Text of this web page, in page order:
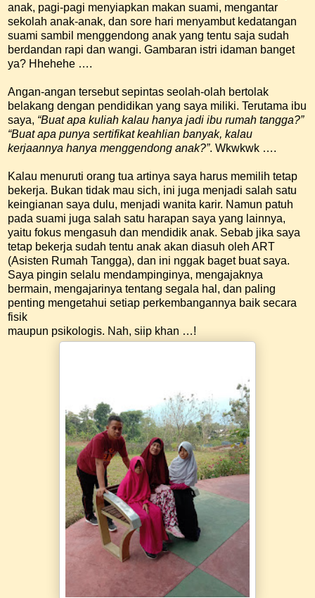
anak, pagi-pagi menyiapkan makan suami, mengantar
sekolah anak-anak, dan sore hari menyambut kedatangan
suami sambil menggendong anak yang tentu saja sudah
berdandan rapi dan wangi. Gambaran istri idaman banget
ya? Hhehehe ….
Angan-angan tersebut sepintas seolah-olah bertolak
belakang dengan pendidikan yang saya miliki. Terutama ibu
saya, “Buat apa kuliah kalau hanya jadi ibu rumah tangga?”
“Buat apa punya sertifikat keahlian banyak, kalau
kerjaannya hanya menggendong anak?”. Wkwkwk ….
Kalau menuruti orang tua artinya saya harus memilih tetap
bekerja. Bukan tidak mau sich, ini juga menjadi salah satu
keingianan saya dulu, menjadi wanita karir. Namun patuh
pada suami juga salah satu harapan saya yang lainnya,
yaitu fokus mengasuh dan mendidik anak. Sebab jika saya
tetap bekerja sudah tentu anak akan diasuh oleh ART
(Asisten Rumah Tangga), dan ini nggak baget buat saya.
Saya pingin selalu mendampinginya, mengajaknya
bermain, mengajarinya tentang segala hal, dan paling
penting mengetahui setiap perkembangannya baik secara
fisik
maupun psikologis. Nah, siip khan …!